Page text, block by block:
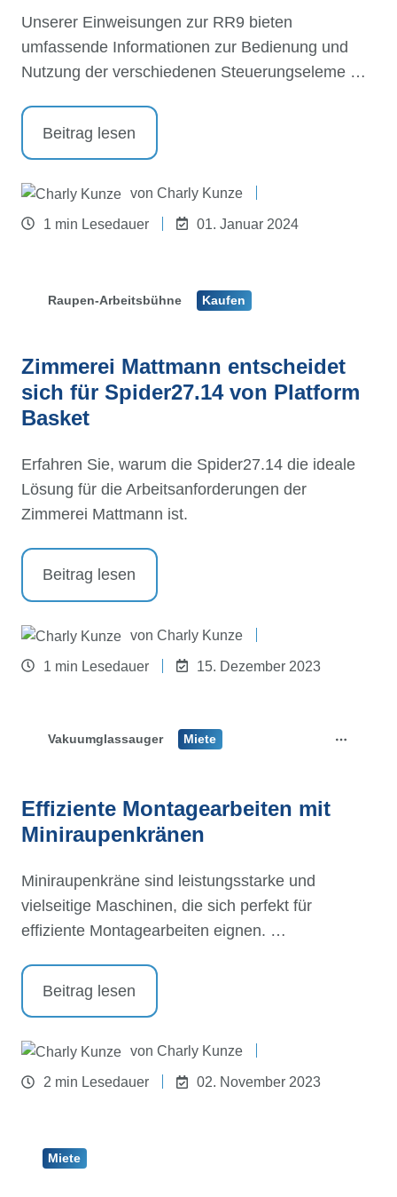
Unserer Einweisungen zur RR9 bieten
umfassende Informationen zur Bedienung und
Nutzung der verschiedenen Steuerungseleme …
Beitrag lesen
vonCharly Kunze
1 min Lesedauer
01. Januar 2024
Zimmerei Mattmann entscheidet
sich für Spider27.14 von Platform
Basket
Erfahren Sie, warum die Spider27.14 die ideale
Lösung für die Arbeitsanforderungen der
Zimmerei Mattmann ist.
Beitrag lesen
vonCharly Kunze
1 min Lesedauer
15. Dezember 2023
Raupen-Arbeitsbühne Kaufen
Effiziente Montagearbeiten mit
Miniraupenkränen
Miniraupenkräne sind leistungsstarke und
vielseitige Maschinen, die sich perfekt für
effiziente Montagearbeiten eignen. …
Beitrag lesen
vonCharly Kunze
2 min Lesedauer
02. November 2023
Vakuumglassauger Miete
Miete